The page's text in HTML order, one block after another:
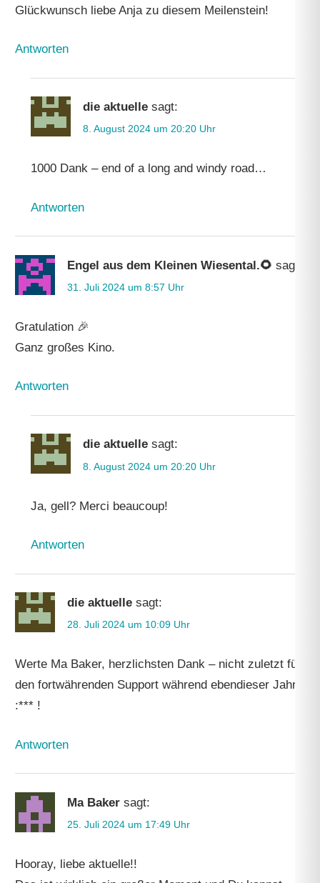
Glückwunsch liebe Anja zu diesem Meilenstein!
Antworten
die aktuelle sagt:
8. August 2024 um 20:20 Uhr
1000 Dank – end of a long and windy road…
Antworten
Engel aus dem Kleinen Wiesental.🌻 sagt:
31. Juli 2024 um 8:57 Uhr
Gratulation 🎉
Ganz großes Kino.
Antworten
die aktuelle sagt:
8. August 2024 um 20:20 Uhr
Ja, gell? Merci beaucoup!
Antworten
die aktuelle sagt:
28. Juli 2024 um 10:09 Uhr
Werte Ma Baker, herzlichsten Dank – nicht zuletzt für
den fortwährenden Support während ebendieser Jahre
:*** !
Antworten
Ma Baker sagt:
25. Juli 2024 um 17:49 Uhr
Hooray, liebe aktuelle!!